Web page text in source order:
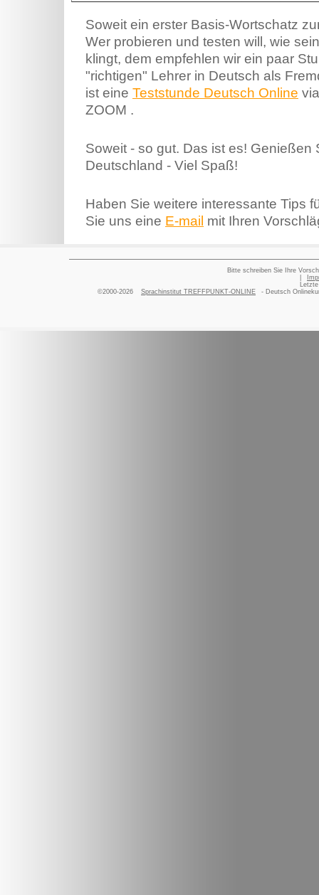
Soweit ein erster Basis-Wortschatz
Wer probieren und testen will, wie
klingt, dem empfehlen wir ein paar
"richtigen" Lehrer in Deutsch als
ist eine Teststunde Deutsch Online
ZOOM .
Soweit - so gut. Das ist es! Genießen
Deutschland - Viel Spaß!
Haben Sie weitere interessante Tips
Sie uns eine E-mail mit Ihren
Bitte schreiben Sie Ihre
©2000-2026
Sprachinstitut TREFFPUNKT-ONLINE - Deutsch